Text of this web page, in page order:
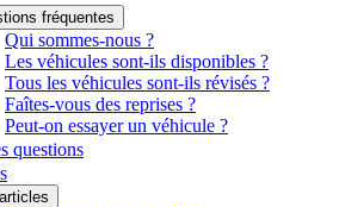
fréquentes
Qui sommes-nous ?
Les véhicules sont-ils disponibles ?
Tous les véhicules sont-ils révisés ?
Faîtes-vous des reprises ?
Peut-on essayer un véhicule ?
questions